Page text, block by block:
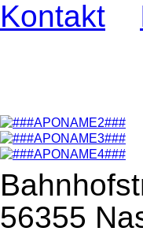
Kontakt
56355